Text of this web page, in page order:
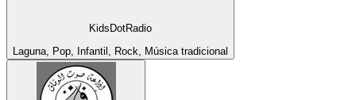
KidsDotRadio
Laguna, Pop, Infantil, Rock, Música tradicional